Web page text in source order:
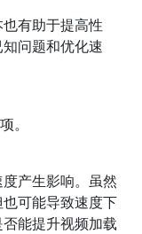
有助于提高性
问题和优化速
。
产生影响。虽然
可能导致速度下
能提升视频加载